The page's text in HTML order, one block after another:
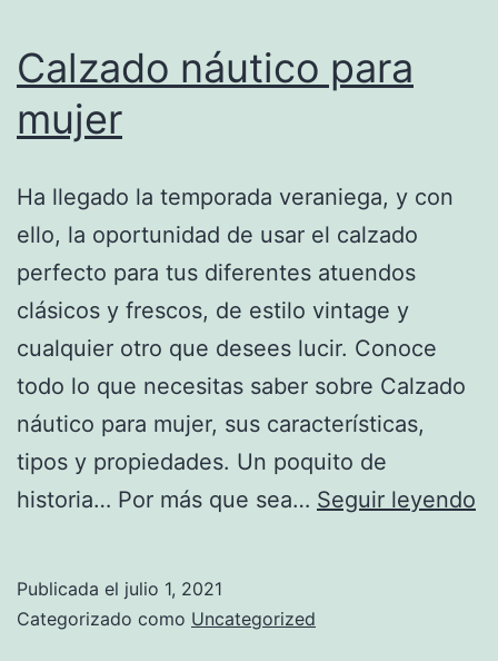
Calzado náutico para
mujer
Ha llegado la temporada veraniega, y con
ello, la oportunidad de usar el calzado
perfecto para tus diferentes atuendos
clásicos y frescos, de estilo vintage y
cualquier otro que desees lucir. Conoce
todo lo que necesitas saber sobre Calzado
náutico para mujer, sus características,
tipos y propiedades. Un poquito de
historia… Por más que sea… Seguir leyendo
Publicada el julio 1, 2021
Categorizado como Uncategorized